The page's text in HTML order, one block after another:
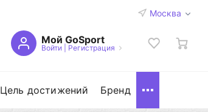
Москва
Мой GoSport
Войти| Регистрация
Цель достижений Бренд